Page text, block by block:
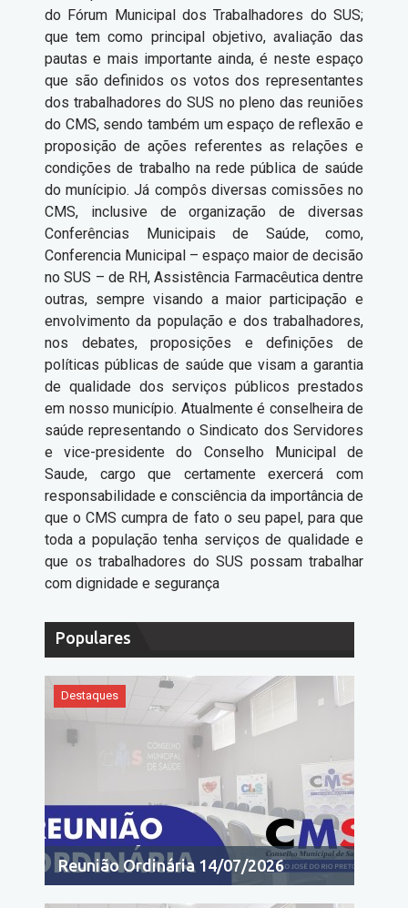
do Fórum Municipal dos Trabalhadores do SUS;
que tem como principal objetivo, avaliação das
pautas e mais importante ainda, é neste espaço
que são definidos os votos dos representantes
dos trabalhadores do SUS no pleno das reuniões
do CMS, sendo também um espaço de reflexão e
proposição de ações referentes as relações e
condições de trabalho na rede pública de saúde
do munícipio. Já compôs diversas comissões no
CMS, inclusive de organização de diversas
Conferências Municipais de Saúde, como,
Conferencia Municipal – espaço maior de decisão
no SUS – de RH, Assistência Farmacêutica dentre
outras, sempre visando a maior participação e
envolvimento da população e dos trabalhadores,
nos debates, proposições e definições de
políticas públicas de saúde que visam a garantia
de qualidade dos serviços públicos prestados
em nosso município. Atualmente é conselheira de
saúde representando o Sindicato dos Servidores
e vice-presidente do Conselho Municipal de
Saude, cargo que certamente exercerá com
responsabilidade e consciência da importância de
que o CMS cumpra de fato o seu papel, para que
toda a população tenha serviços de qualidade e
que os trabalhadores do SUS possam trabalhar
com dignidade e segurança
Populares
Destaques
Reunião Ordinária 14/07/2026